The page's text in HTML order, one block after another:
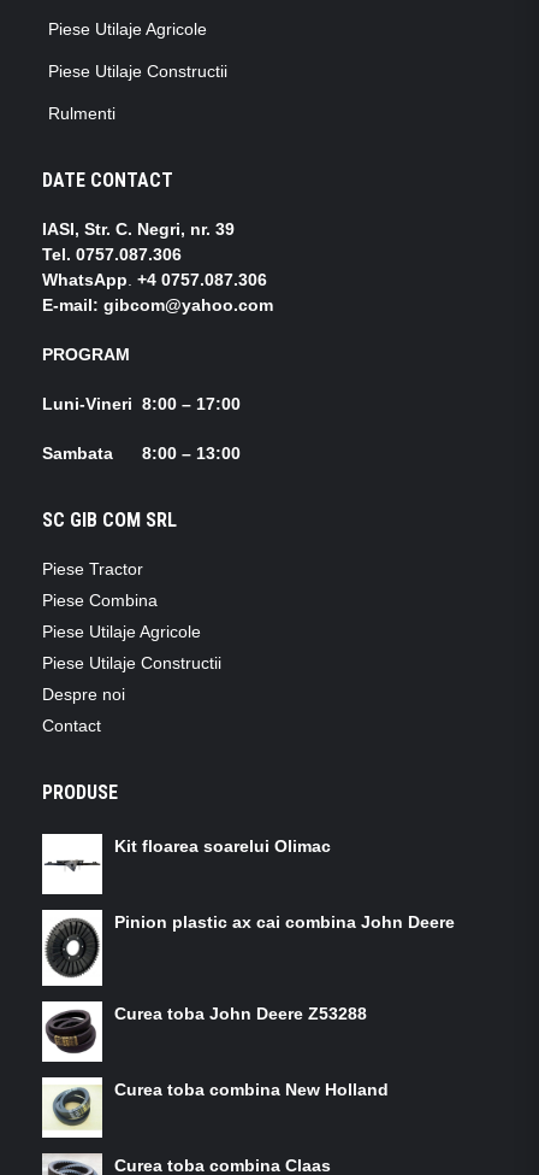
Piese Utilaje Agricole
Piese Utilaje Constructii
Rulmenti
DATE CONTACT
IASI, Str. C. Negri, nr. 39
Tel. 0757.087.306
WhatsApp +4 0757.087.306
E-mail: gibcom@yahoo.com
PROGRAM
Luni-Vineri 8:00 – 17:00
Sambata 8:00 – 13:00
SC GIB COM SRL
Piese Tractor
Piese Combina
Piese Utilaje Agricole
Piese Utilaje Constructii
Despre noi
Contact
PRODUSE
Kit floarea soarelui Olimac
Pinion plastic ax cai combina John Deere
Curea toba John Deere Z53288
Curea toba combina New Holland
Curea toba combina Claas